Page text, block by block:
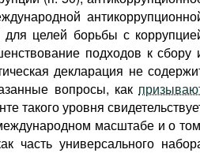
целей борьбы с
подходов к сбору
декларация не
вопросы, как
такого уровня
масштабе и о
часть универсального